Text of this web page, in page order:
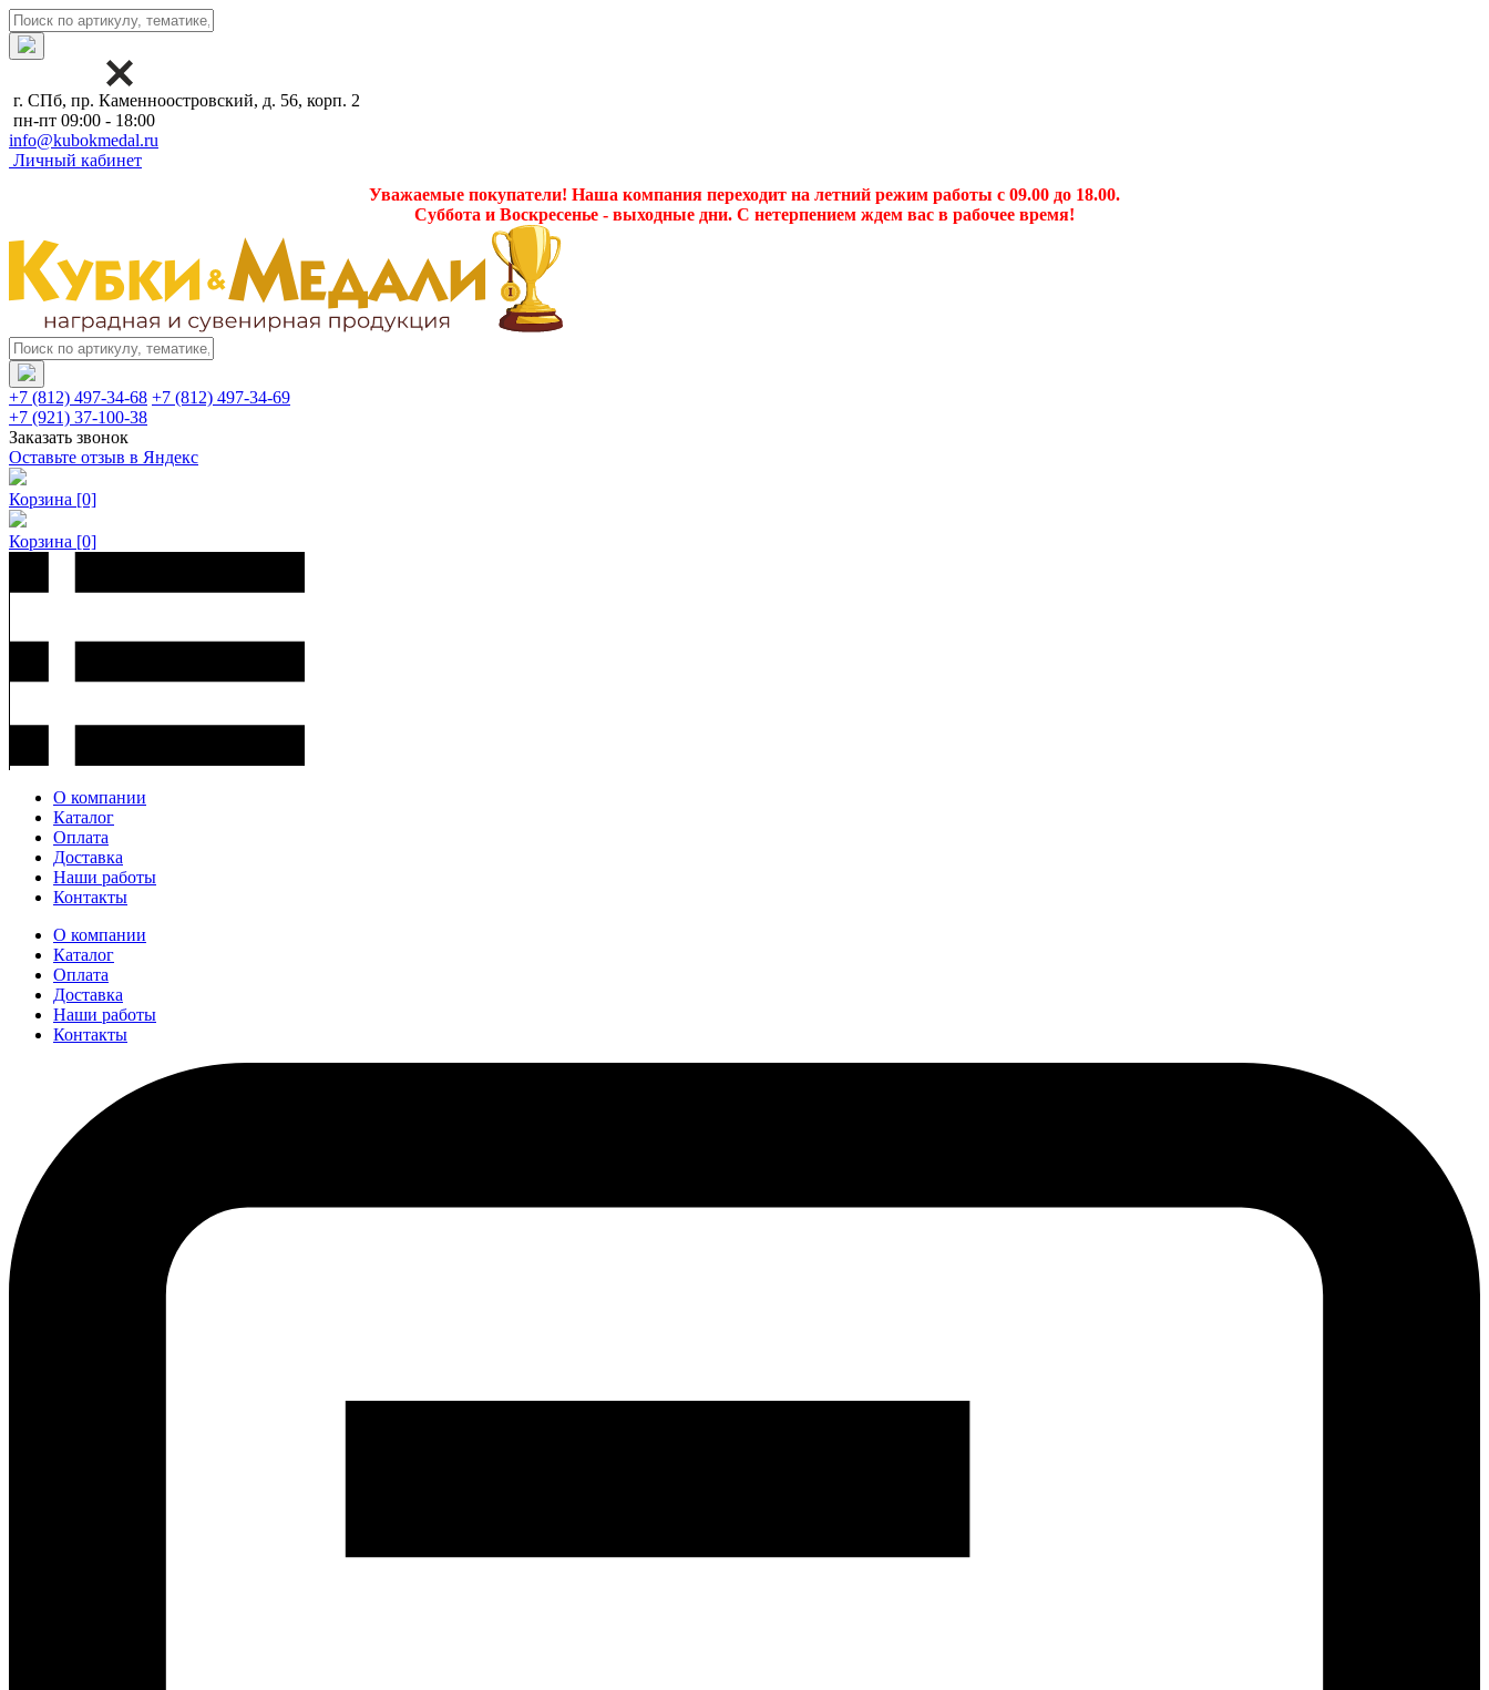
г. СПб, пр. Каменноостровский, д. 56, корп. 2
пн-пт 09:00 - 18:00
info@kubokmedal.ru
Личный кабинет
Уважаемые покупатели! Наша компания переходит на летний режим работы с 09.00 до 18.00.
Суббота и Воскресенье - выходные дни. С нетерпением ждем вас в рабочее время!
+7 (812) 497-34-68 +7 (812) 497-34-69
+7 (921) 37-100-38
Заказать звонок
Оставьте отзыв в Яндекс
Корзина [0]
Корзина [0]
О компании
Каталог
Оплата
Доставка
Наши работы
Контакты
О компании
Каталог
Оплата
Доставка
Наши работы
Контакты